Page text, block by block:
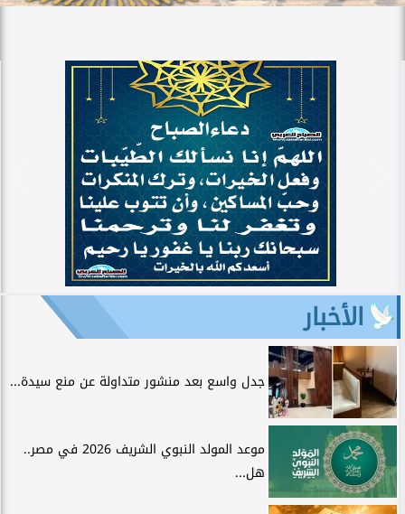
الأخبار
جدل واسع بعد منشور متداولة عن منع سيدة...
موعد المولد النبوي الشريف 2026 في مصر..
هل...